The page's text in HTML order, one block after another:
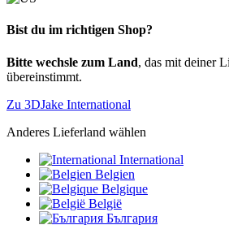
Bist du im richtigen Shop?
Bitte wechsle zum Land, das mit deiner
übereinstimmt.
Zu 3DJake International
Anderes Lieferland wählen
International
Belgien
Belgique
België
България